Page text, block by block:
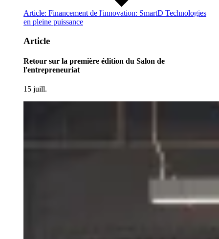
Article: Financement de l'innovation: SmartD Technologies
en pleine puissance
Article
Retour sur la première édition du Salon de
l'entrepreneuriat
15 juill.